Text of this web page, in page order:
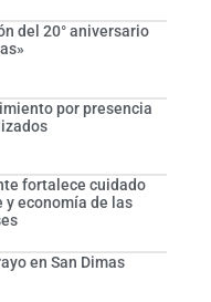
del 20° aniversario
por presencia
fortalece cuidado
economía de las
en San Dimas